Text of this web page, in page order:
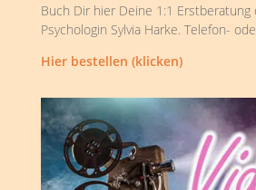
Buch Dir hier Deine 1:1 Erstberatung
Psychologin Sylvia Harke. Telefon-
Hier bestellen (klicken)